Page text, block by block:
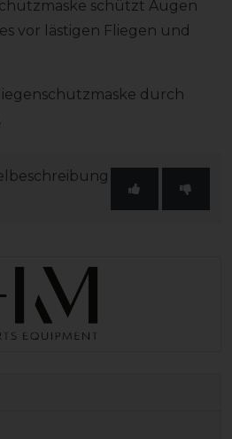
schützt Augen
vor lästigen Fliegen und
durch